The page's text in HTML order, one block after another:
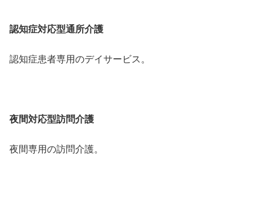
認知症対応型通所介護
認知症患者専用のデイサービス。
夜間対応型訪問介護
夜間専用の訪問介護。